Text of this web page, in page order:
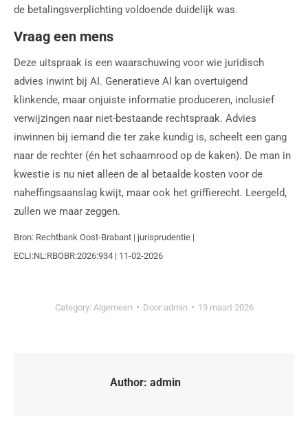
de betalingsverplichting voldoende duidelijk was.
Vraag een mens
Deze uitspraak is een waarschuwing voor wie juridisch
advies inwint bij AI. Generatieve AI kan overtuigend
klinkende, maar onjuiste informatie produceren, inclusief
verwijzingen naar niet-bestaande rechtspraak. Advies
inwinnen bij iemand die ter zake kundig is, scheelt een gang
naar de rechter (én het schaamrood op de kaken). De man in
kwestie is nu niet alleen de al betaalde kosten voor de
naheffingsaanslag kwijt, maar ook het griffierecht. Leergeld,
zullen we maar zeggen.
Bron: Rechtbank Oost-Brabant | jurisprudentie |
ECLI:NL:RBOBR:2026:934 | 11-02-2026
Category: Algemeen Door admin 19 maart 2026
Author: admin